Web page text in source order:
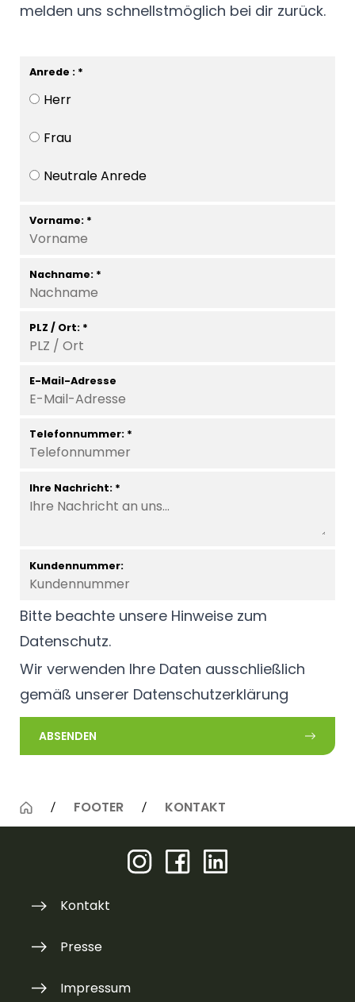
melden uns schnellstmöglich bei dir zurück.
Anrede : *
Herr
Frau
Neutrale Anrede
Vorname: *
Nachname: *
PLZ / Ort: *
E-Mail-Adresse
Telefonnummer: *
Ihre Nachricht: *
Kundennummer:
Bitte beachte unsere Hinweise zum
Datenschutz.
Wir verwenden Ihre Daten ausschließlich
gemäß unserer Datenschutzerklärung
ABSENDEN
FOOTER KONTAKT
Kontakt
Presse
Impressum